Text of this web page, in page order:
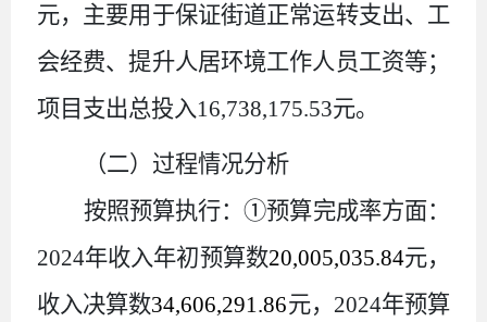
元，主要用于保证街道正常运转支出、工
会经费、提升人居环境工作人员工资等；
项目支出总投入16,738,175.53元。
（二）过程情况分析
按照预算执行：①预算完成率方面：
2024年收入年初预算数20,005,035.84元，
收入决算数34,606,291 .86元， 2024年预算